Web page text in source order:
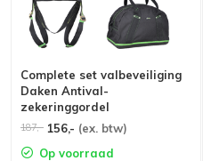
Complete set valbeveiliging
Daken Antival-
zekeringgordel
Werkpositielijn 2m
Ankerstrop
187,- 156,- (ex. btw)
Op voorraad